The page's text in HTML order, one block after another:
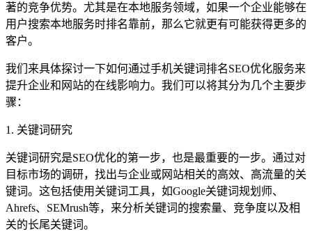
著的竞争优势。尤其是在本地服务领域，如果一个企业能够在
用户搜索本地服务时排名靠前，那么它就更有可能获得更多的
客户。
我们来具体探讨一下如何通过手机关键词排名SEO优化服务来
提升企业和网站的在线影响力。我们可以将其分为几个主要步
骤：
1. 关键词研究
关键词研究是SEO优化的第一步，也是最重要的一步。通过对
目标市场的调研，找出与企业或网站相关的高效、高流量的关
键词。这包括使用关键词工具，如Google关键词规划师、
Ahrefs、SEMrush等，来分析关键词的搜索量、竞争度以及相
关的长尾关键词。